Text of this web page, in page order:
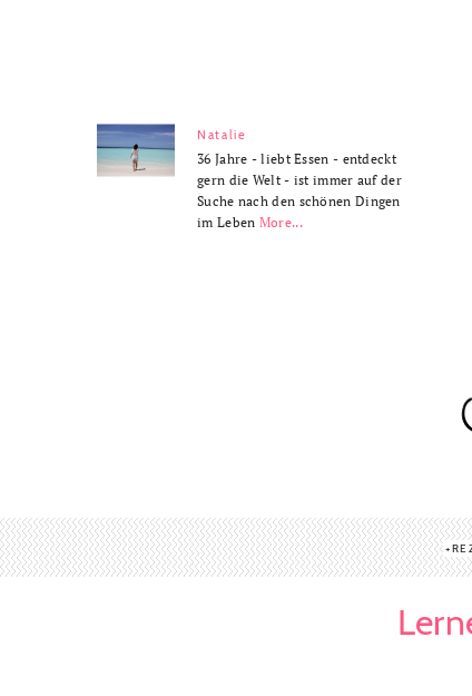
Natalie
36 Jahre - liebt Essen - entdeckt
gern die Welt - ist immer auf der
Suche nach den schönen Dingen
im Leben More...